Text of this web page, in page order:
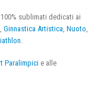
sublimati dedicati ai
, Ginnastica Artistica, Nuoto,
.
Paralimpici e alle